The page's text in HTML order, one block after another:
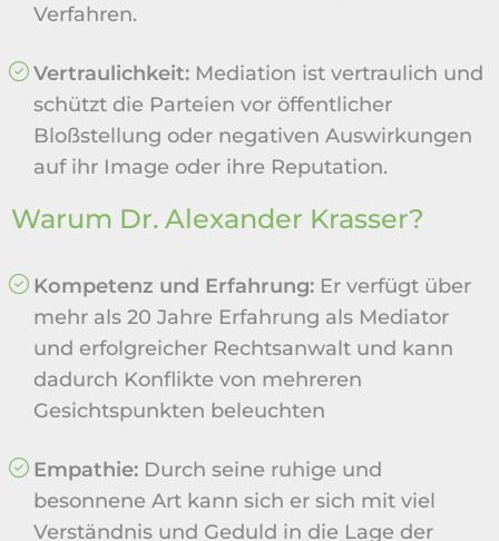
Verfahren.
Vertraulichkeit: Mediation ist vertraulich und
schützt die Parteien vor öffentlicher
Bloßstellung oder negativen Auswirkungen
auf ihr Image oder ihre Reputation.
Warum Dr. Alexander Krasser?
Kompetenz und Erfahrung: Er verfügt über
mehr als 20 Jahre Erfahrung als Mediator
und erfolgreicher Rechtsanwalt und kann
dadurch Konflikte von mehreren
Gesichtspunkten beleuchten
Empathie: Durch seine ruhige und
besonnene Art kann sich er sich mit viel
Verständnis und Geduld in die Lage der